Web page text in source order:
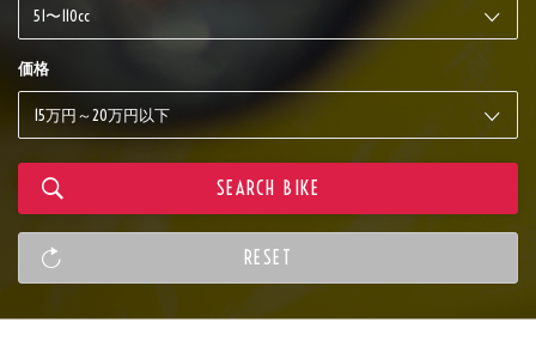
価格